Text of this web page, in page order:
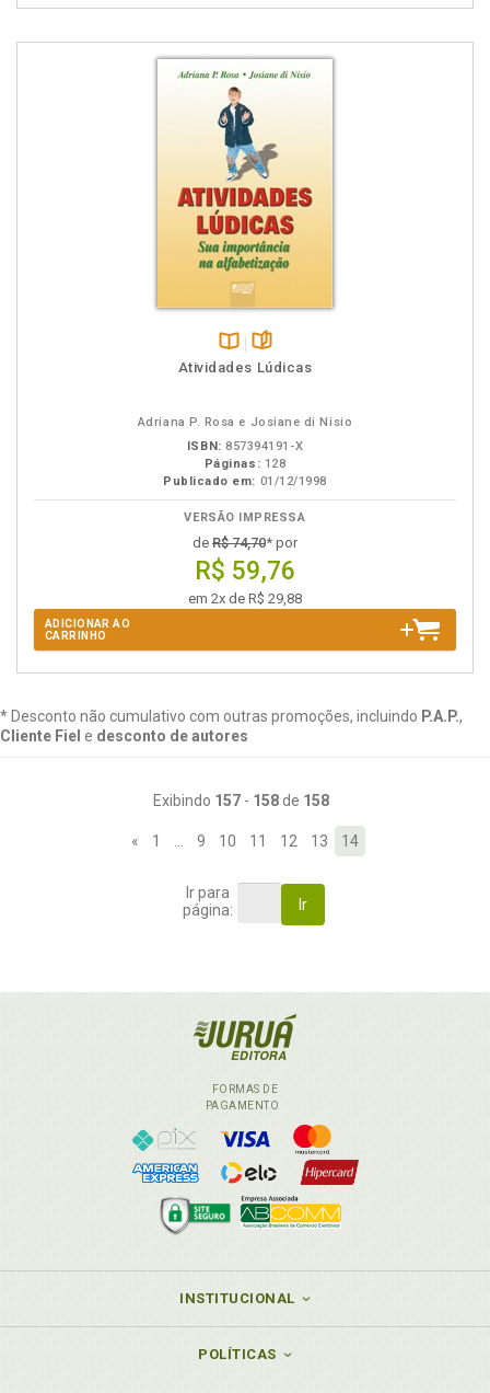
Disponível
páginas
Atividades Lúdicas
Adriana P. Rosa e Josiane di Nisio
ISBN: 857394191-X
Páginas: 128
Publicado em: 01/12/1998
VERSÃO IMPRESSA
de R$ 74,70* por
R$ 59,76
em 2x de R$ 29,88
ADICIONAR AO
CARRINHO
* Desconto não cumulativo com outras promoções, incluindo P.A.P.,
Cliente Fiel e desconto de autores
Exibindo 157- 158de 158
« 1 9 10 11 12 13 14
Ir para
página:
Ir
FORMAS DE
PAGAMENTO
INSTITUCIONAL
POLÍTICAS